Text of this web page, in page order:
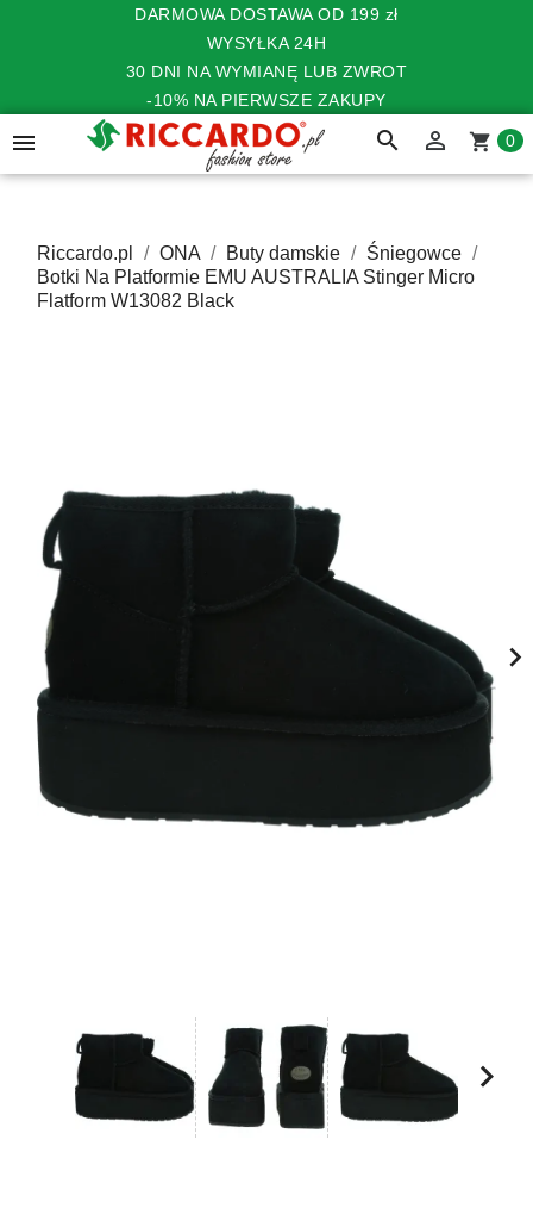
DARMOWA DOSTAWA OD 199 zł
WYSYŁKA 24H
30 DNI NA WYMIANĘ LUB ZWROT
-10% NA PIERWSZE ZAKUPY
 search  shopping_cart 0
Riccardo.pl ONA Buty damskie
Śniegowce
Botki Na Platformie EMU AUSTRALIA Stinger Micro
Flatform W13082 Black
